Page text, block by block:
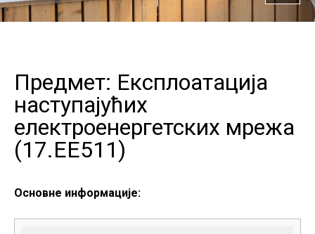
Предмет: Експлоатација
наступајућих
електроенергетских мрежа
(17.EE511)
Основне информације: